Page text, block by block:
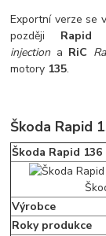
Exportní verze se
později Rapid
injection a RiC
motory 135.
Škoda Rapid
Škoda Rapid 136
Výrobce
Roky produkce